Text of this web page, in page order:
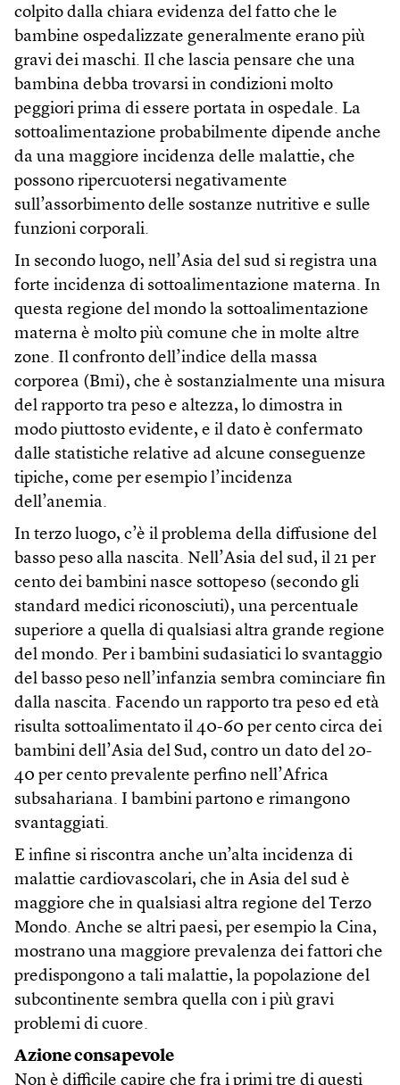
colpito dalla chiara evidenza del fatto che le
bambine ospedalizzate generalmente erano più
gravi dei maschi. Il che lascia pensare che una
bambina debba trovarsi in condizioni molto
peggiori prima di essere portata in ospedale. La
sottoalimentazione probabilmente dipende anche
da una maggiore incidenza delle malattie, che
possono ripercuotersi negativamente
sull’assorbimento delle sostanze nutritive e sulle
funzioni corporali.
In secondo luogo, nell’Asia del sud si registra una
forte incidenza di sottoalimentazione materna. In
questa regione del mondo la sottoalimentazione
materna è molto più comune che in molte altre
zone. Il confronto dell’indice della massa
corporea (Bmi), che è sostanzialmente una misura
del rapporto tra peso e altezza, lo dimostra in
modo piuttosto evidente, e il dato è confermato
dalle statistiche relative ad alcune conseguenze
tipiche, come per esempio l’incidenza
dell’anemia.
In terzo luogo, c’è il problema della diffusione del
basso peso alla nascita. Nell’Asia del sud, il 21 per
cento dei bambini nasce sottopeso (secondo gli
standard medici riconosciuti), una percentuale
superiore a quella di qualsiasi altra grande regione
del mondo. Per i bambini sudasiatici lo svantaggio
del basso peso nell’infanzia sembra cominciare fin
dalla nascita. Facendo un rapporto tra peso ed età
risulta sottoalimentato il 40-60 per cento circa dei
bambini dell’Asia del Sud, contro un dato del 20-
40 per cento prevalente perfino nell’Africa
subsahariana. I bambini partono e rimangono
svantaggiati.
E infine si riscontra anche un’alta incidenza di
malattie cardiovascolari, che in Asia del sud è
maggiore che in qualsiasi altra regione del Terzo
Mondo. Anche se altri paesi, per esempio la Cina,
mostrano una maggiore prevalenza dei fattori che
predispongono a tali malattie, la popolazione del
subcontinente sembra quella con i più gravi
problemi di cuore.
Azione consapevole
Non è difficile capire che fra i primi tre di questi